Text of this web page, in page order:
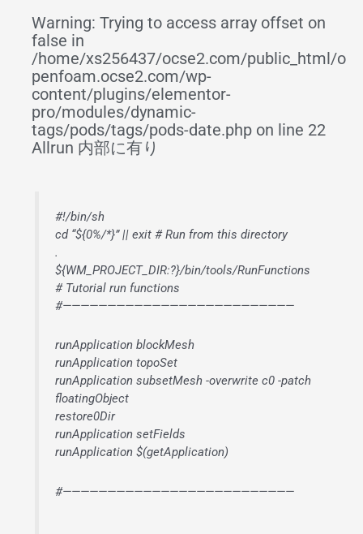
Warning: Trying to access array offset on
false in
/home/xs256437/ocse2.com/public_html/o
penfoam.ocse2.com/wp-
content/plugins/elementor-
pro/modules/dynamic-
tags/pods/tags/pods-date.php on line 22
Allrun 内部に有り
#!/bin/sh
cd “${0%/*}” || exit # Run from this directory
.
${WM_PROJECT_DIR:?}/bin/tools/RunFunctions
# Tutorial run functions
#——————————————————————————
runApplication blockMesh
runApplication topoSet
runApplication subsetMesh -overwrite c0 -patch
floatingObject
restore0Dir
runApplication setFields
runApplication $(getApplication)
#——————————————————————————